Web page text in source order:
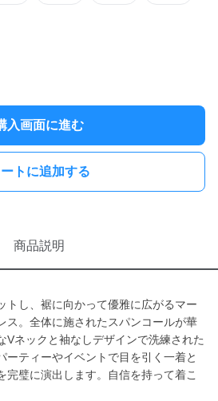
入画面に進む
トに追加する
商品説明
トし、裾に向かって優雅に広がるマー
ス。全体に施されたスパンコールが華
Vネックと袖なしデザインで洗練された
ーティーやイベントで目を引く一着と
完璧に演出します。自信を持って着こ